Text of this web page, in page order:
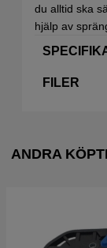
du alltid ska
hjälp av
FILER
ANDRA